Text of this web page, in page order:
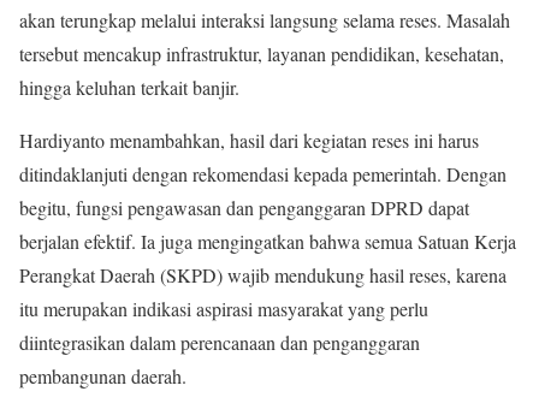
akan terungkap melalui interaksi langsung selama reses. Masalah
tersebut mencakup infrastruktur, layanan pendidikan, kesehatan,
hingga keluhan terkait banjir.
Hardiyanto menambahkan, hasil dari kegiatan reses ini harus
ditindaklanjuti dengan rekomendasi kepada pemerintah. Dengan
begitu, fungsi pengawasan dan penganggaran DPRD dapat
berjalan efektif. Ia juga mengingatkan bahwa semua Satuan Kerja
Perangkat Daerah (SKPD) wajib mendukung hasil reses, karena
itu merupakan indikasi aspirasi masyarakat yang perlu
diintegrasikan dalam perencanaan dan penganggaran
pembangunan daerah.